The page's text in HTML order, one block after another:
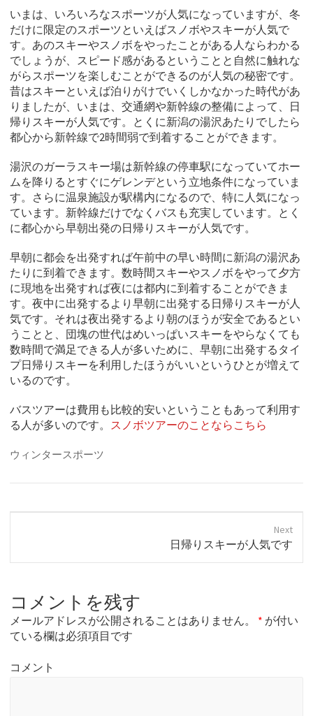
いまは、いろいろなスポーツが人気になっていますが、冬
だけに限定のスポーツといえばスノボやスキーが人気で
す。 あのスキーやスノボをやったことがある人ならわかる
でしょうが、スピード感があるということと自然に触れな
がらスポーツを楽しむことができるのが人気の秘密です。
昔はスキーといえば泊りがけでいくしかなかった時代があ
りましたが、いまは、交通網や新幹線の整備によって、日
帰りスキーが人気です。とくに新潟の湯沢あたりでしたら
都心から新幹線で2時間弱で到着することができます。
湯沢のガーラスキー場は新幹線の停車駅になっていてホー
ムを降りるとすぐにゲレンデという立地条件になっていま
す。さらに温泉施設が駅構内になるので、特に人気になっ
ています。新幹線だけでなくバスも充実しています。とく
に都心から早朝出発の日帰りスキーが人気です。
早朝に都会を出発すれば午前中の早い時間に新潟の湯沢あ
たりに到着できます。数時間スキーやスノボをやって夕方
に現地を出発すれば夜には都内に到着することができま
す。夜中に出発するより早朝に出発する日帰りスキーが人
気です。それは夜出発するより朝のほうが安全であるとい
うことと、団塊の世代はめいっぱいスキーをやらなくても
数時間で満足できる人が多いために、早朝に出発するタイ
プ日帰りスキーを利用したほうがいいというひとが増えて
いるのです。
バスツアーは費用も比較的安いということもあって利用す
る人が多いのです。 スノボツアーのことならこちら
ウィンタースポーツ
Next
p
o
t
日帰りスキーが人気です
コメントを残す
メールアドレスが公開されることはありません。 * が付い
ている欄は必須項目です
コメント